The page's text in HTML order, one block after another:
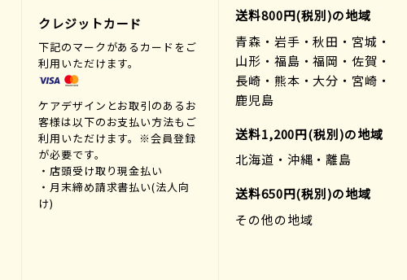
クレジットカード
下記のマークがあるカードをご
利用いただけます。
ケアデザインとお取引のあるお
客様は以下のお支払い方法もご
利用いただけます。※会員登録
が必要です。
・店頭受け取り現金払い
・月末締め請求書払い(法人向
け)
送料800円(税別)の地域
青森・岩手・秋田・宮城・
山形・福島・福岡・佐賀・
長崎・熊本・大分・宮崎・
鹿児島
送料1,200円(税別)の地域
北海道・沖縄・離島
送料650円(税別)の地域
その他の地域